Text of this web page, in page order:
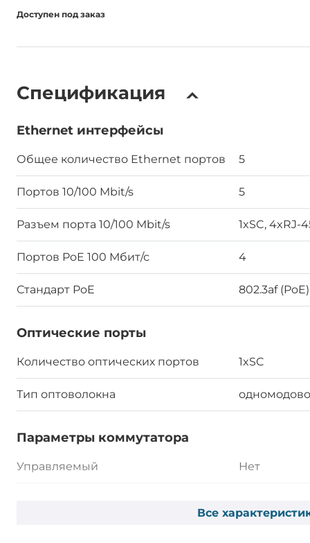
Доступен под заказ
Спецификация
Ethernet интерфейсы
Общее количество Ethernet портов 5
Портов 10/100 Mbit/s 5
Разъем порта 10/100 Mbit/s 1xSC, 4xRJ-
Портов PoE 100 Мбит/с 4
Стандарт PoE 802.3af (PoE)
Оптические порты
Количество оптических портов 1xSC
Тип оптоволокна
Параметры коммутатора
Управляемый Нет
Все